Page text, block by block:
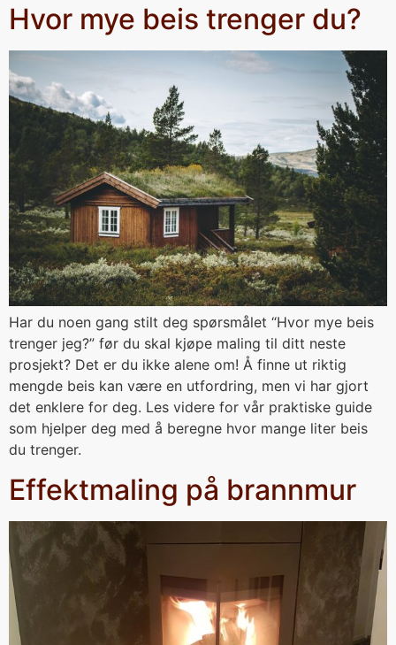
Hvor mye beis trenger du?
Har du noen gang stilt deg spørsmålet “Hvor mye beis
trenger jeg?” før du skal kjøpe maling til ditt neste
prosjekt? Det er du ikke alene om! Å finne ut riktig
mengde beis kan være en utfordring, men vi har gjort
det enklere for deg. Les videre for vår praktiske guide
som hjelper deg med å beregne hvor mange liter beis
du trenger.
Effektmaling på brannmur